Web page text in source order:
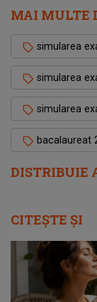
DISTRIBUIE
MAI MULTE
simularea
simularea
simularea
bacalaureat
CITEȘTE ȘI